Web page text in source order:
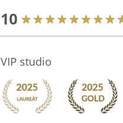
10
VIP studio